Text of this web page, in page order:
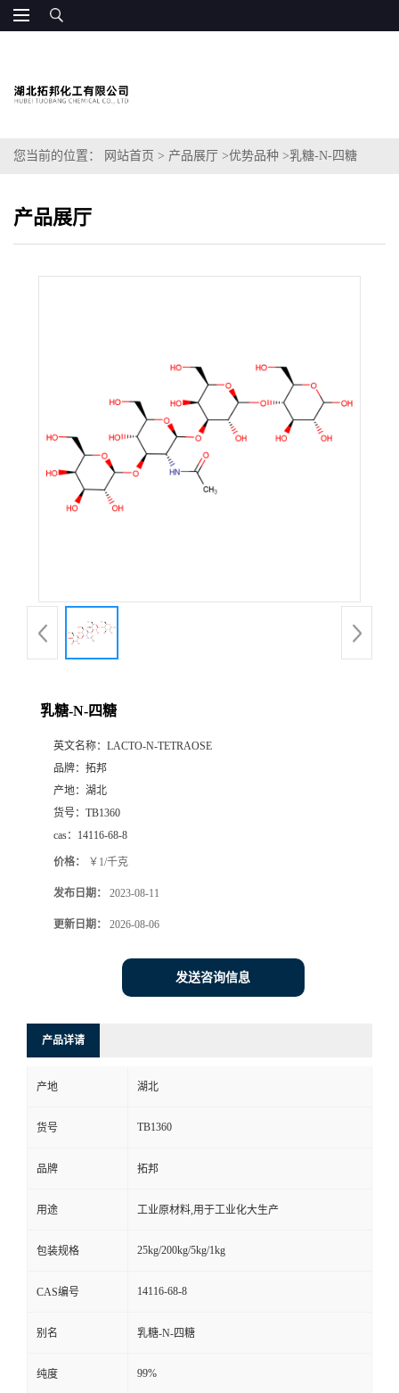
您当前的位置： 网站首页 > 产品展厅 >优势品种 >乳糖-N-四糖
产品展厅
乳糖-N-四糖
英文名称： LACTO-N-TETRAOSE
品牌： 拓邦
产地： 湖北
货号： TB1360
cas： 14116-68-8
价格： ￥1/千克
发布日期： 2023-08-11
更新日期： 2026-08-06
发送咨询信息
产品详请
产地 湖北
货号 TB1360
品牌 拓邦
用途 工业原材料,用于工业化大生产
包装规格 25kg/200kg/5kg/1kg
CAS编号 14116-68-8
别名 乳糖-N-四糖
纯度 99%